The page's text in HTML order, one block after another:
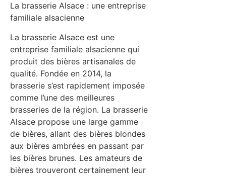
La brasserie Alsace : une entreprise
familiale alsacienne
La brasserie Alsace est une
entreprise familiale alsacienne qui
produit des bières artisanales de
qualité. Fondée en 2014, la
brasserie s’est rapidement imposée
comme l’une des meilleures
brasseries de la région. La brasserie
Alsace propose une large gamme
de bières, allant des bières blondes
aux bières ambrées en passant par
les bières brunes. Les amateurs de
bières trouveront certainement leur